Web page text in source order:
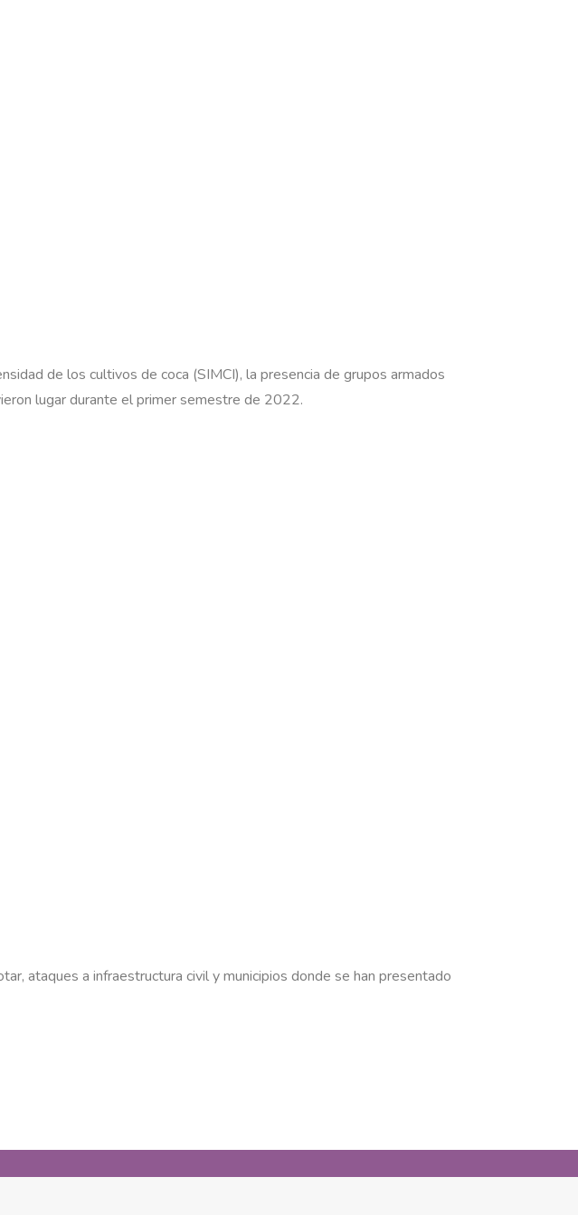
de los cultivos de coca (SIMCI), la presencia de grupos armados
lugar durante el primer semestre de 2022.
ataques a infraestructura civil y municipios donde se han presentado